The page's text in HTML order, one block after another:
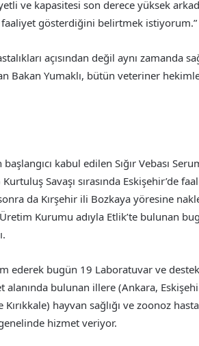
ve kapasitesi son derece yüksek
faaliyet gösterdiğini belirtmek istiyorum.”
açısından değil aynı zamanda
Bakan Yumaklı, bütün veteriner
kabul edilen Sığır Vebası
Savaşı sırasında Eskişehir’de
da Kırşehir ili Bozkaya yöresine
Kurumu adıyla Etlik’te bulunan
ederek bugün 19 Laboratuvar ve
bulunan illere (Ankara,
hayvan sağlığı ve zoonoz
hizmet veriyor.